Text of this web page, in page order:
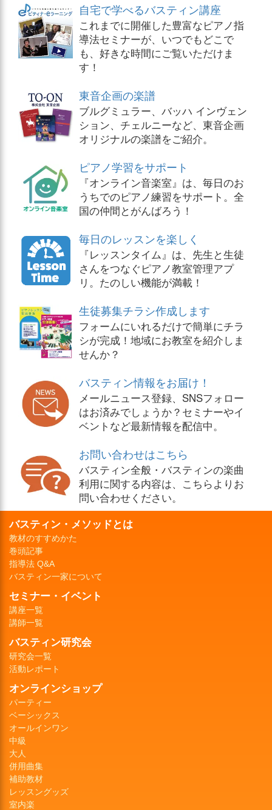
自宅で学べるバスティン講座
これまでに開催した豊富なピアノ指
導法セミナーが、いつでもどこで
も、好きな時間にご覧いただけま
す！
東音企画の楽譜
ブルグミュラー、バッハ インヴェン
ション、チェルニーなど、東音企画
オリジナルの楽譜をご紹介。
ピアノ学習をサポート
『オンライン音楽室』は、毎日のお
うちでのピアノ練習をサポート。全
国の仲間とがんばろう！
毎日のレッスンを楽しく
『レッスンタイム』は、先生と生徒
さんをつなぐピアノ教室管理アプ
リ。たのしい機能が満載！
生徒募集チラシ作成します
フォームにいれるだけで簡単にチラ
シが完成！地域にお教室を紹介しま
せんか？
バスティン情報をお届け！
メールニュース登録、SNSフォロー
はお済みでしょうか？セミナーやイ
ベントなど最新情報を配信中。
お問い合わせはこちら
バスティン全般・バスティンの楽曲
利用に関する内容は、こちらよりお
問い合わせください。
バスティン・メソッドとは
教材のすすめかた
巻頭記事
指導法 Q&A
バスティン一家について
セミナー・イベント
講座一覧
講師一覧
バスティン研究会
研究会一覧
活動レポート
オンラインショップ
パーティー
ベーシックス
オールインワン
中級
大人
併用曲集
補助教材
レッスングッズ
室内楽